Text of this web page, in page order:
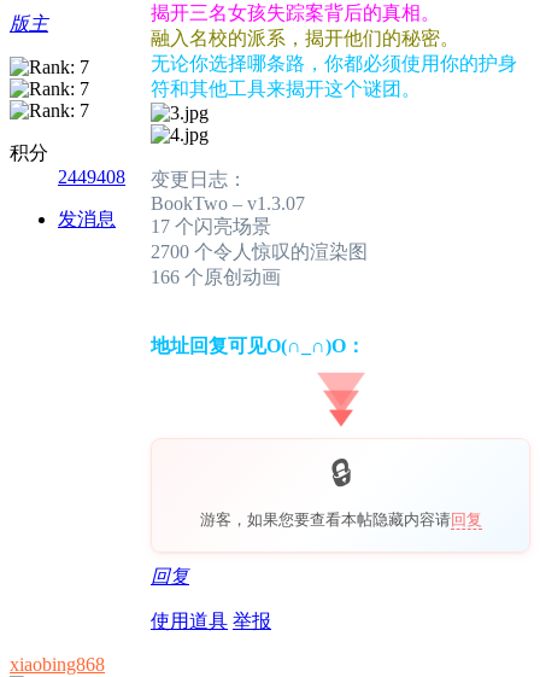
版主
积分
2449408
发消息
揭开三名女孩失踪案背后的真相。
融入名校的派系，揭开他们的秘密。
无论你选择哪条路，你都必须使用你的护身
符和其他工具来揭开这个谜团。
变更日志：
BookTwo – v1.3.07
17 个闪亮场景
2700 个令人惊叹的渲染图
166 个原创动画
地址回复可见O(∩_∩)O：
游客，如果您要查看本帖隐藏内容请回复
回复
使用道具 举报
xiaobing868